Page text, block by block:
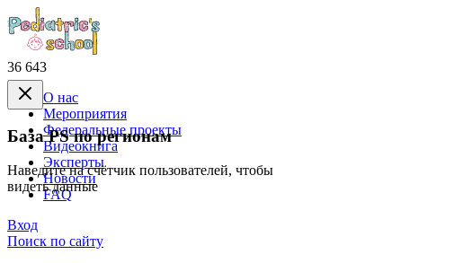
36 643
База PS по регионам
Наведите на счётчик пользователей, чтобы
видеть данные
О нас
Mероприятия
Федеральные проекты
Видеокнига
Эксперты
Новости
FAQ
Вход
Поиск по сайту